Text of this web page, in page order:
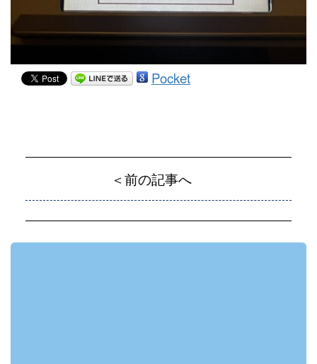
Pocket
＜前の記事へ